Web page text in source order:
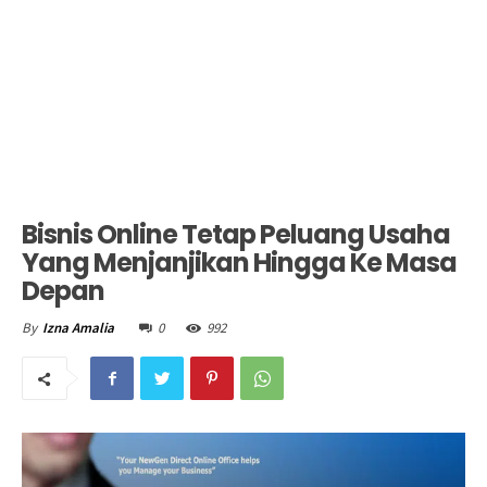
Bisnis Online Tetap Peluang Usaha
Yang Menjanjikan Hingga Ke Masa
Depan
By Izna Amalia 0 992